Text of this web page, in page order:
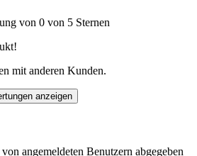
von 0 von 5 Sternen
mit anderen Kunden.
anzeigen
angemeldeten Benutzern abgegeben